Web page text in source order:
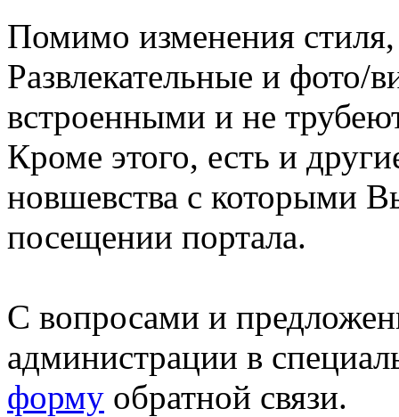
Помимо изменения
Развлекательные и фото/
встроенными и не
Кроме этого, есть и
новшевства с которыми
посещении портала.
С вопросами и
администрации в
форму обратной связи.